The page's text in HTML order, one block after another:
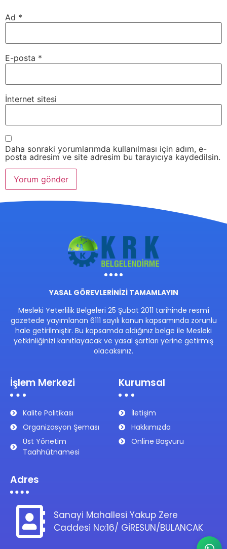
Ad *
E-posta *
İnternet sitesi
Daha sonraki yorumlarımda kullanılması için adım, e-
posta adresim ve site adresim bu tarayıcıya kaydedilsin.
YASAL GÖREVLERİNİZİ TAMAMLAYIN
Mesleki Yeterlilik Belgeleri 25 Şubat 2011 tarihinde resmî
gazetede yayımlanan 6111 sayılı kanun kapsamında zorunlu
hale getirilmiştir. Bu kapsamda aldığınız belge ile Mesleki
yetkinliğinizi kanıtlayacak ve yasal şartları yerine getirmiş
olacaksınız.
İşlem Merkezi
Kalite Politikası
Organizasyon Şeması
Üst Yönetim
Taahhütnamesi
Kurumsal
İletişim
Hakkımızda
Online Başvuru
Adres
Sanayi Mahallesi Yakup Zere
Caddesi No:16/ GİRESUN/BULANCAK